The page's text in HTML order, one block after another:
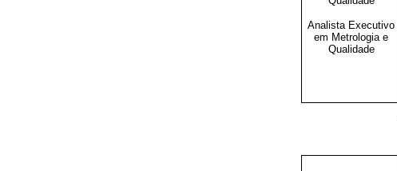
Analista Executivo
em Metrologia e
Qualidade